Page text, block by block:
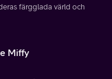
färgglada värld och
Miffy